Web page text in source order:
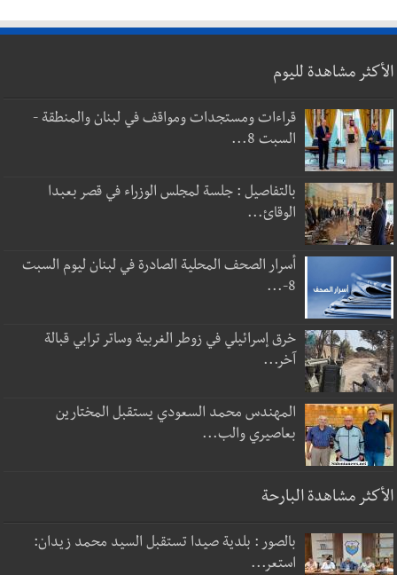
الأكثر مشاهدة لليوم
قراءات ومستجدات ومواقف في لبنان والمنطقة -
السبت 8...
بالتفاصيل : جلسة لمجلس الوزراء في قصر بعبدا
الوقائ...
أسرار الصحف المحلية الصادرة في لبنان ليوم السبت
8-...
خرق إسرائيلي في زوطر الغربية وساتر ترابي قبالة
آخر...
المهندس محمد السعودي يستقبل المختارين
بعاصيري والب...
الأكثر مشاهدة البارحة
بالصور : بلدية صيدا تستقبل السيد محمد زيدان:
استعر...